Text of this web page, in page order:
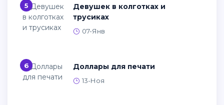
5
Девушек в колготках и
трусиках
07-Янв
6 Доллары для печати
13-Ноя